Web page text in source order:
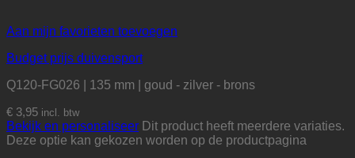
Aan mijn favorieten toevoegen
Budget prijs duivensport
Q120-FG026 | 135 mm | goud - zilver - brons
€ 3,95 incl. btw
Bekijk en personaliseer Dit product heeft meerdere variaties.
Deze optie kan gekozen worden op de productpagina